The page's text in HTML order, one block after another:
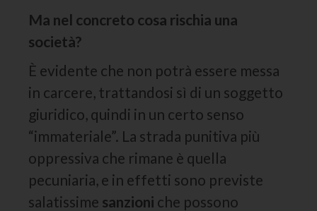
Ma nel concreto cosa rischia una
società?
È evidente che non potrà essere messa
in carcere, trattandosi sì di un soggetto
giuridico, quindi in un certo senso
“immateriale”. La strada punitiva più
oppressiva che rimane è quella
pecuniaria, e in effetti sono previste
salatissime sanzioni che possono